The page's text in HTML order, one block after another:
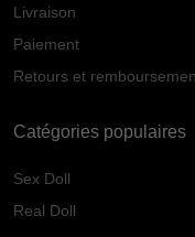
Livraison
Paiement
Retours et
Catégories populaires
Sex Doll
Real Doll